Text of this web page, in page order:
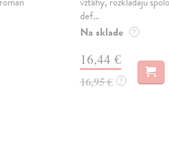
def...
Na sklade ?
16,44 €
16,95 € ?